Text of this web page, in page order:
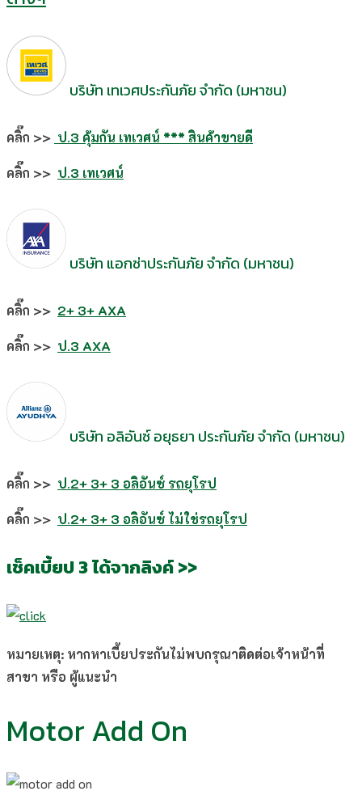
บริษัท เทเวศประกันภัย จำกัด (มหาชน)
คลิ๊ก >> ป.3 คุ้มกัน เทเวศน์ *** สินค้าขายดี
คลิ๊ก >> ป.3 เทเวศน์
บริษัท แอกซ่าประกันภัย จำกัด (มหาชน)
คลิ๊ก >> 2+ 3+ AXA
คลิ๊ก >> ป.3 AXA
บริษัท อลิอันซ์ อยุธยา ประกันภัย จำกัด (มหาชน)
คลิ๊ก >> ป.2+ 3+ 3 อลิอันซ์ รถยุโรป
คลิ๊ก >> ป.2+ 3+ 3 อลิอันซ์ ไม่ใช่รถยุโรป
เช็คเบี้ยป 3 ได้จากลิงค์ >>
หมายเหตุ: หากหาเบี้ยประกันไม่พบกรุณาติดต่อเจ้าหน้าที่
สาขา หรือ ผู้แนะนำ
Motor Add On